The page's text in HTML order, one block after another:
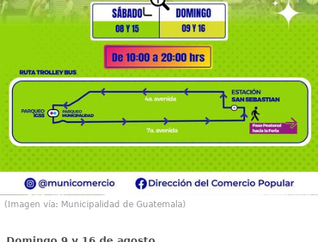
(Imagen vía: Municipalidad de Guatemala)